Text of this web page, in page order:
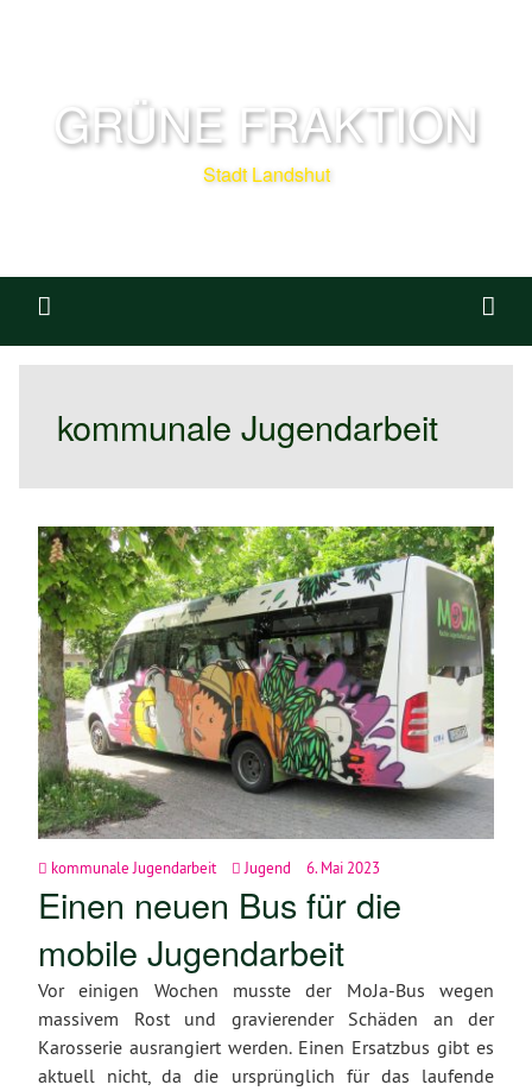
GRÜNE FRAKTION
Stadt Landshut
kommunale Jugendarbeit
kommunale Jugendarbeit Jugend 6. Mai 2023
Einen neuen Bus für die
mobile Jugendarbeit
Vor einigen Wochen musste der MoJa-Bus wegen
massivem Rost und gravierender Schäden an der
Karosserie ausrangiert werden. Einen Ersatzbus gibt es
aktuell nicht, da die ursprünglich für das laufende